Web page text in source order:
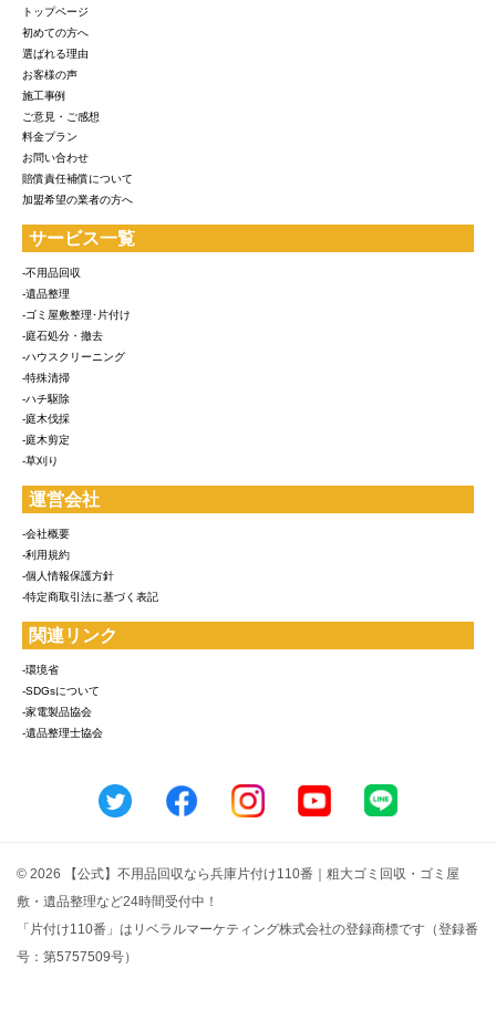
トップページ
初めての方へ
選ばれる理由
お客様の声
施工事例
ご意見・ご感想
料金プラン
お問い合わせ
賠償責任補償について
加盟希望の業者の方へ
サービス一覧
-不用品回収
-遺品整理
-ゴミ屋敷整理･片付け
-庭石処分・撤去
-ハウスクリーニング
-特殊清掃
-ハチ駆除
-庭木伐採
-庭木剪定
-草刈り
運営会社
-会社概要
-利用規約
-個人情報保護方針
-特定商取引法に基づく表記
関連リンク
-環境省
-SDGsについて
-家電製品協会
-遺品整理士協会
© 2026 【公式】不用品回収なら兵庫片付け110番｜粗大ゴミ回収・ゴミ屋
敷・遺品整理など24時間受付中！
「片付け110番」はリベラルマーケティング株式会社の登録商標です（登録番
号：第5757509号）